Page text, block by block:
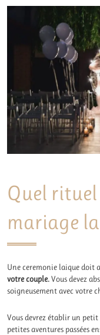
Quel
mariage
Une ceremonie laique doit
votre couple.Vous devez
soigneusement avec votre
Vous devrez établir un
petites aventures passées